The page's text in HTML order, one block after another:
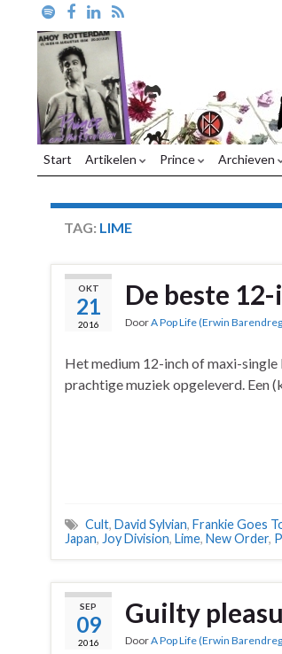
Start Artikelen Prince Archieven
TAG: LIME
OKT
21
2016
De beste
DoorA Pop Life (Erwin
Het medium 12-inch of maxi-
prachtige muziek opgeleverd. Een
Cult, David Sylvian, Frankie Goes
Japan, Joy Division, Lime, New Order,
SEP
09
2016
Guilty
DoorA Pop Life (Erwin